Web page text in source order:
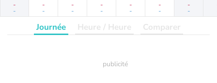
-
-
-
-
-
-
-
-
-
-
-
-
-
-
Journée Heure / Heure Comparer